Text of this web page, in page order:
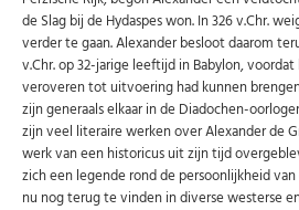
de Slag bij de Hydaspes won. In 326 v.Chr.
verder te gaan. Alexander besloot daarom
v.Chr. op 32-jarige leeftijd in Babylon,
veroveren tot uitvoering had kunnen
zijn generaals elkaar in de Diadochen-
zijn veel literaire werken over Alexander de
werk van een historicus uit zijn tijd
zich een legende rond de persoonlijkheid
nu nog terug te vinden in diverse westerse